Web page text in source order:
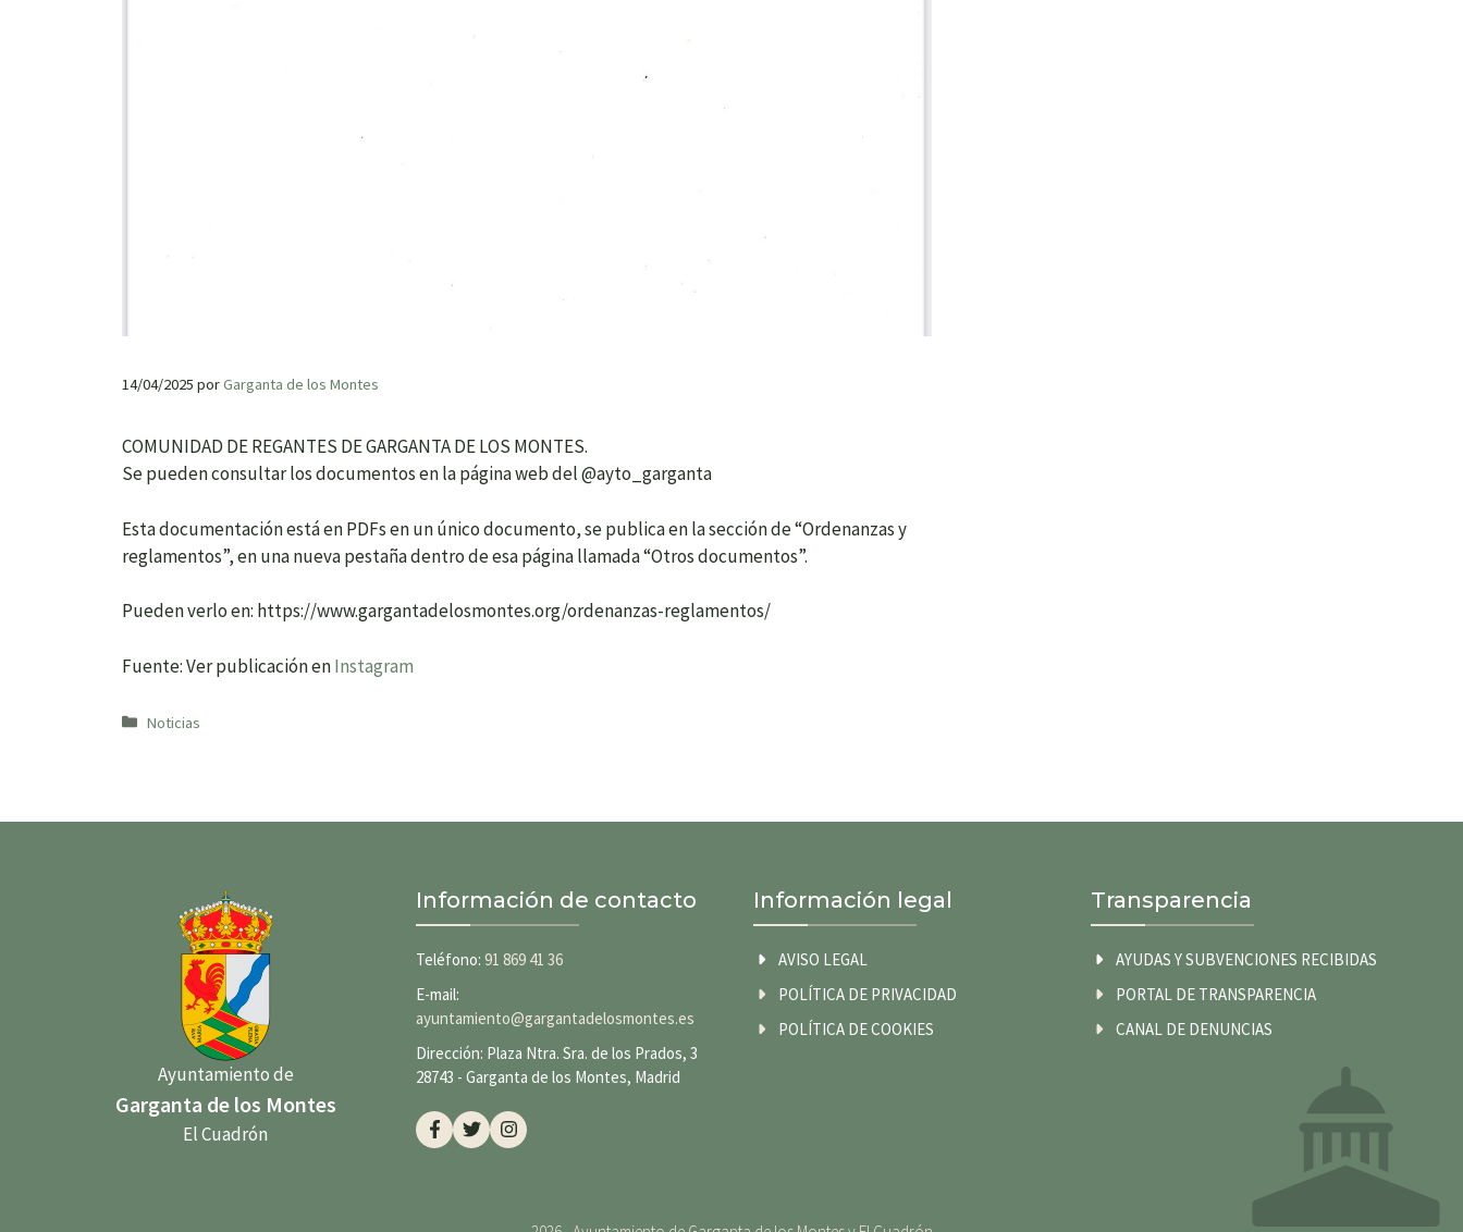
14/04/2025 porGarganta de los Montes
COMUNIDAD DE REGANTES DE GARGANTA DE LOS MONTES.
Se pueden consultar los documentos en la página web del @ayto_garganta
Esta documentación está en PDFs en un único documento, se publica en la sección de “Ordenanzas y
reglamentos”, en una nueva pestaña dentro de esa página llamada “Otros documentos”.
Pueden verlo en: https://www.gargantadelosmontes.org/ordenanzas-reglamentos/
Fuente: Ver publicación enInstagram
Categorías
Noticias
Ayuntamiento de
Garganta de los Montes
El Cuadrón
Información de contacto
Teléfono: 91 869 41 36
E-mail:
ayuntamiento@gargantadelosmontes.es
Dirección: Plaza Ntra. Sra. de los Prados, 3
28743 - Garganta de los Montes, Madrid
Información legal
AVISO LEGAL
POLÍTICA DE PRIVACIDAD
POLÍTICA DE COOKIES
Transparencia
AYUDAS Y SUBVENCIONES RECIBIDAS
PORTAL DE TRANSPARENCIA
CANAL DE DENUNCIAS